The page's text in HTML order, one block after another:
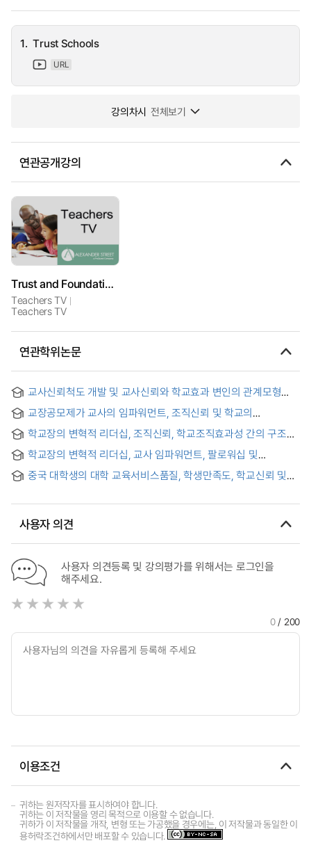
1. Trust Schools
URL
강의차시 전체보기
연관공개강의
Trust and Foundation Schools
Teachers TV
Teachers TV
연관학위논문
교사신뢰척도 개발 및 교사신뢰와 학교효과 변인의 관계모형
검증 = Development of the teacher-trust scale and
analysis of the structural equation model on the students'
teacher-trust and the school effects
교장공모제가 교사의 임파워먼트, 조직신뢰 및 학교의
혁신풍토에 미치는 영향 = The Effects of Principal Open-
recruiting System on Teachers' Empowerment and
Organizational Trust, and Climate for Innovation of
Schools
학교장의 변혁적 리더십, 조직신뢰, 학교조직효과성 간의 구조적
관계
학교장의 변혁적 리더십, 교사 임파워먼트, 팔로워십 및
학교장신뢰가 학교조직효과성에 미치는 영향
중국 대학생의 대학 교육서비스품질, 학생만족도, 학교신뢰 및
사용자 의견
사용자 의견등록 및 강의평가를 위해서는 로그인을
해주세요.
0/ 200
이용조건
귀하는 원저작자를 표시하여야 합니다.
귀하는 이 저작물을 영리 목적으로 이용할 수 없습니다.
귀하가 이 저작물을 개작, 변형 또는 가공했을 경우에는, 이 저작물과 동일한 이
용허락조건하에서만 배포할 수 있습니다.